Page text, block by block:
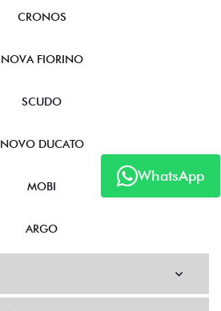
WhatsApp
CRONOS
NOVA FIORINO
SCUDO
NOVO DUCATO
MOBI
ARGO